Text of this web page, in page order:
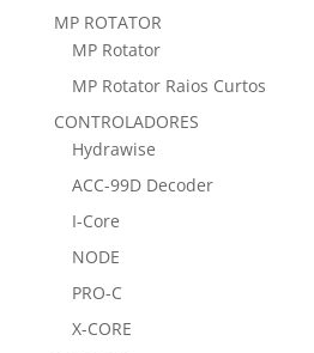
MP ROTATOR
MP Rotator
MP Rotator Raios Curtos
CONTROLADORES
Hydrawise
ACC-99D Decoder
I-Core
NODE
PRO-C
X-CORE